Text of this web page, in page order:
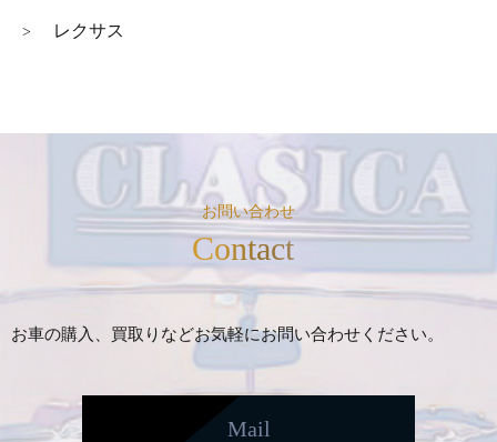
> レクサス
お問い合わせ
Contact
お車の購入、買取りなどお気軽にお問い合わせください。
Mail